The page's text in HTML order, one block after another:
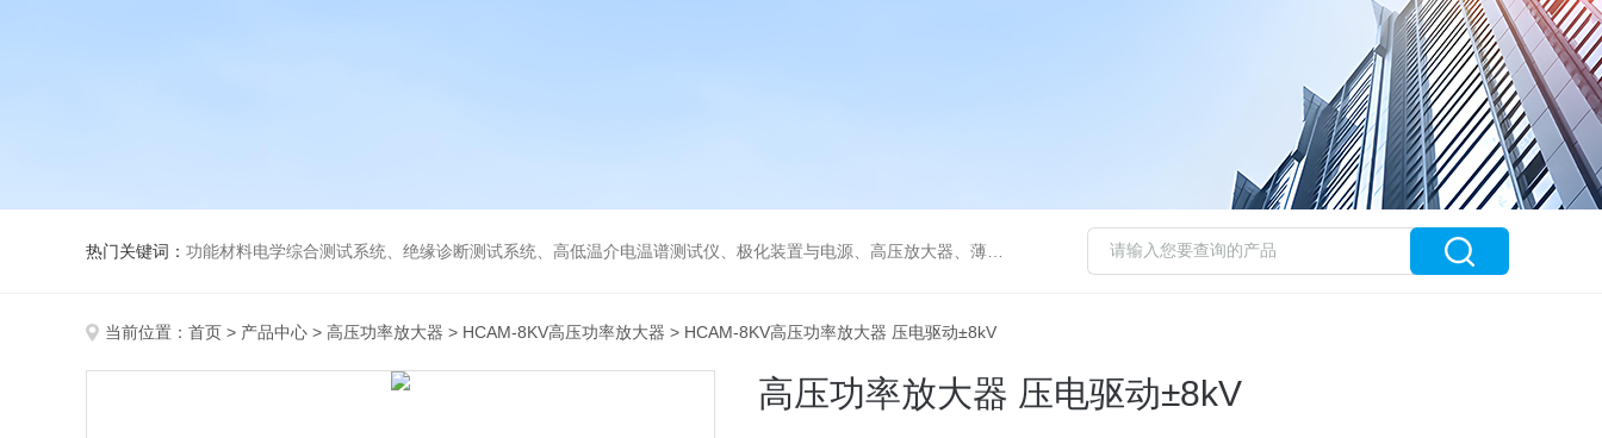
热门关键词： 功能材料电学综合测试系统、绝缘诊断测试系统、高低温介电温谱测试仪、极化装置与电源、高压放大器、薄膜极化、高低温冷热台、铁电压电热释电测试仪、绝缘材料电学性能综合测试平台、电击穿强度试验仪、耐电弧试验仪、高压漏电起痕测试仪、储能材料电学测控系统。
当前位置： 首页 > 产品中心 > 高压功率放大器 > HCAM-8KV高压功率放大器 > HCAM-8KV高压功率放大器 压电驱动±8kV
高压功率放大器 压电驱动±8kV